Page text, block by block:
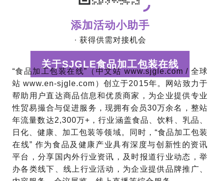
添加活动小助手
· 获得供需对接机会
关于SJGLE食品加工包装在线
“食品加工包装在线”（中文站 www.sjgle.com / 全球
站 www.en-sjgle.com）创立于2015年。网站致力于
帮助用户直达商品信息和优质商家，为企业提供专业
性贸易撮合与促进服务，现拥有会员30万余名，整站
年流量数达2,300万+，行业涵盖食品、饮料、乳品、
日化、健康、加工包装等领域。同时，“食品加工包装
在线” 作为食品及健康产业具有深度与创新性的资讯
平台，分享国内外行业资讯，及时报道行业动态，举
办各类线下、线上行业活动，为企业提供品牌推广、